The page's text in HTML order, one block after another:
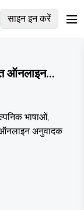
साइन इन करें
ऑनलाइन
भाषाओं,
अनुवादक